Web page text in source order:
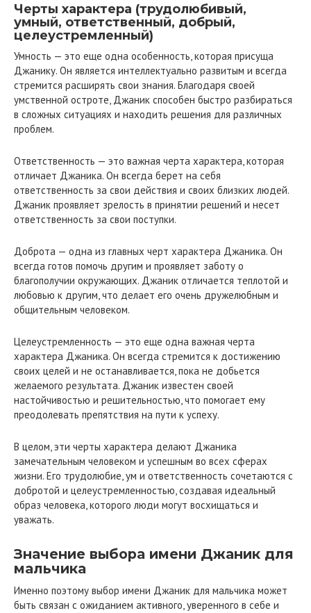
Черты характера (трудолюбивый,
умный, ответственный, добрый,
целеустремленный)
Умность — это еще одна особенность, которая присуща
Джанику. Он является интеллектуально развитым и всегда
стремится расширять свои знания. Благодаря своей
умственной остроте, Джаник способен быстро разбираться
в сложных ситуациях и находить решения для различных
проблем.
Ответственность — это важная черта характера, которая
отличает Джаника. Он всегда берет на себя
ответственность за свои действия и своих близких людей.
Джаник проявляет зрелость в принятии решений и несет
ответственность за свои поступки.
Доброта — одна из главных черт характера Джаника. Он
всегда готов помочь другим и проявляет заботу о
благополучии окружающих. Джаник отличается теплотой и
любовью к другим, что делает его очень дружелюбным и
общительным человеком.
Целеустремленность — это еще одна важная черта
характера Джаника. Он всегда стремится к достижению
своих целей и не останавливается, пока не добьется
желаемого результата. Джаник известен своей
настойчивостью и решительностью, что помогает ему
преодолевать препятствия на пути к успеху.
В целом, эти черты характера делают Джаника
замечательным человеком и успешным во всех сферах
жизни. Его трудолюбие, ум и ответственность сочетаются с
добротой и целеустремленностью, создавая идеальный
образ человека, которого люди могут восхищаться и
уважать.
Значение выбора имени Джаник для
мальчика
Именно поэтому выбор имени Джаник для мальчика может
быть связан с ожиданием активного, уверенного в себе и